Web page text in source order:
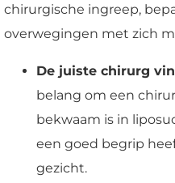
chirurgische ingreep,
overwegingen met zich
De juiste chirurg
belang om een
bekwaam is in
een goed begrip
gezicht.